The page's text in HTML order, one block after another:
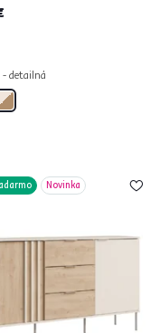
- detailná
Novinka